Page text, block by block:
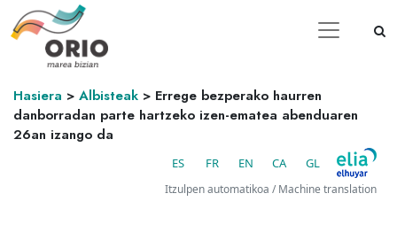
Hasiera > Albisteak > Errege bezperako haurren
danborradan parte hartzeko izen-ematea abenduaren
26an izango da
ES FR EN CA GL
Itzulpen automatikoa / Machine translation